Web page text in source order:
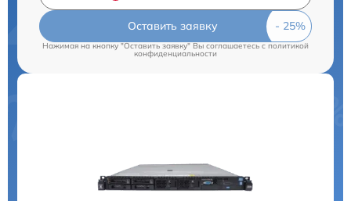
Оставить заявку
Нажимая на кнопку "Оставить заявку" Вы соглашаетесь c политикой
конфиденциальности